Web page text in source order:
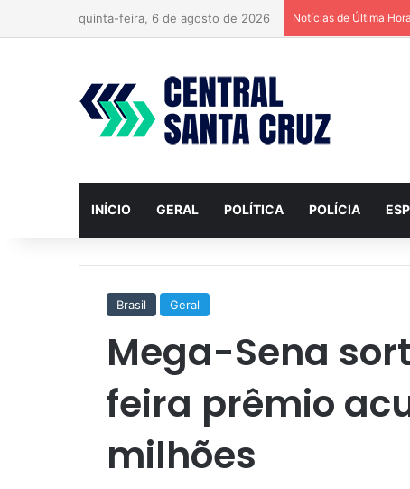
quinta-feira, 6 de agosto de 2026 Notícias de Última Hora
INÍCIO GERAL POLÍTICA POLÍCIA
Brasil Geral
Mega-Sena
feira prêmio
milhões